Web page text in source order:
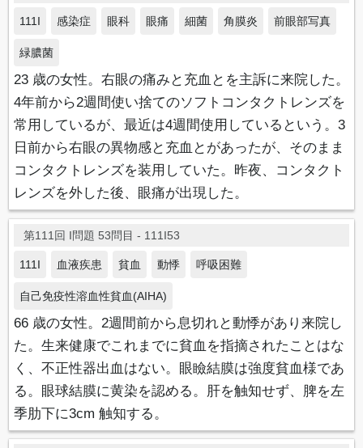
111I 感染症 眼科 眼痛 細菌 角膜炎 前眼部写真
緑膿菌
23 歳の女性。右眼の痛みと充血とを主訴に来院した。
4年前から2週間使い捨てのソフトコンタクトレンズを
常用しているが、最近は4週間使用しているという。3
日前から右眼の異物感と充血とがあったが、そのまま
コンタクトレンズを装用していた。昨夜、コンタクト
レンズを外した後、眼痛が出現した。
第111回 I問題 53問目 - 111I53
111I 血液疾患 貧血 動悸 呼吸困難
自己免疫性溶血性貧血(AIHA)
66 歳の女性。2週間前から息切れと動悸があり来院し
た。生来健康でこれまでに貧血を指摘されたことはな
く、不正性器出血はない。眼瞼結膜は強度貧血様であ
る。眼球結膜に黄染を認める。肝を触知せず、脾を左
季肋下に3cm 触知する。